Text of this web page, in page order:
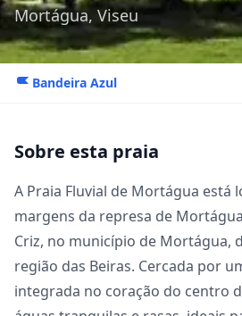
Mortágua, Viseu
Bandeira Azul
Sobre esta praia
A Praia Fluvial de Mortágua está
margens da represa de
Criz, no município de Mortágua,
região das Beiras. Cercada por
integrada no coração do centro